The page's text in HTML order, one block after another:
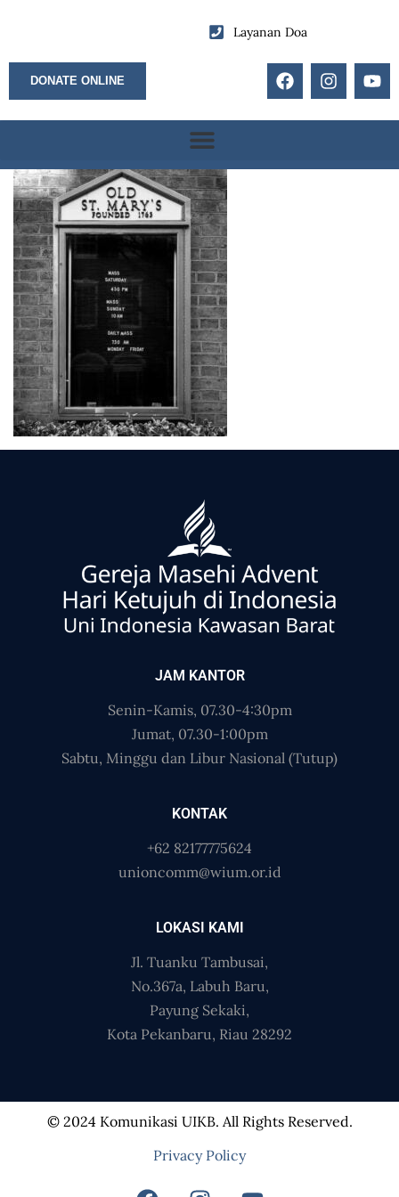
Layanan Doa
DONATE ONLINE
JAM KANTOR
Senin-Kamis, 07.30-4:30pm
Jumat, 07.30-1:00pm
Sabtu, Minggu dan Libur Nasional (Tutup)
KONTAK
+62 82177775624
unioncomm@wium.or.id
LOKASI KAMI
Jl. Tuanku Tambusai,
No.367a, Labuh Baru,
Payung Sekaki,
Kota Pekanbaru, Riau 28292
© 2024 Komunikasi UIKB. All Rights Reserved.
Privacy Policy